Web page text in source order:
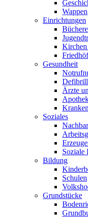
Wappen
Einrichtungen
Kirchen
Gesundheit
Ärzte
Soziales
Soziale
Bildung
Schulen
Grundstücke